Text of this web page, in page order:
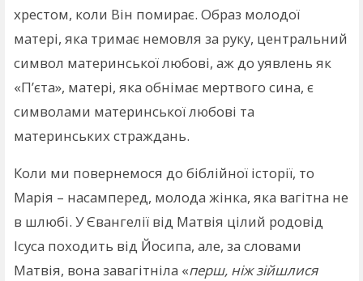
хрестом, коли Він помирає. Образ молодої
матері, яка тримає немовля за руку, центральний
символ материнської любові, аж до уявлень як
«П’єта», матері, яка обнімає мертвого сина, є
символами материнської любові та
материнських страждань.
Коли ми повернемося до біблійної історії, то
Марія – насамперед, молода жінка, яка вагітна не
в шлюбі. У Євангелії від Матвія цілий родовід
Ісуса походить від Йосипа, але, за словами
Матвія, вона завагітніла «перш, ніж зійшлися